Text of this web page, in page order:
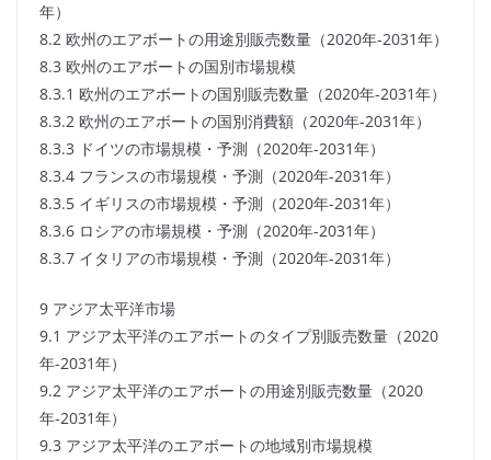
年）
8.2 欧州のエアボートの用途別販売数量（2020年-2031年）
8.3 欧州のエアボートの国別市場規模
8.3.1 欧州のエアボートの国別販売数量（2020年-2031年）
8.3.2 欧州のエアボートの国別消費額（2020年-2031年）
8.3.3 ドイツの市場規模・予測（2020年-2031年）
8.3.4 フランスの市場規模・予測（2020年-2031年）
8.3.5 イギリスの市場規模・予測（2020年-2031年）
8.3.6 ロシアの市場規模・予測（2020年-2031年）
8.3.7 イタリアの市場規模・予測（2020年-2031年）
9 アジア太平洋市場
9.1 アジア太平洋のエアボートのタイプ別販売数量（2020
年-2031年）
9.2 アジア太平洋のエアボートの用途別販売数量（2020
年-2031年）
9.3 アジア太平洋のエアボートの地域別市場規模